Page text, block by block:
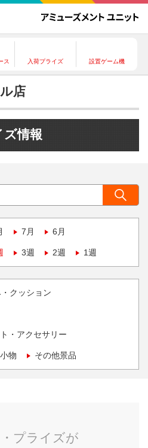
ス 入荷プライズ 設置ゲーム機
店
ズ情報
7月 6月
3週 2週 1週
クッション
・アクセサリー
物 その他景品